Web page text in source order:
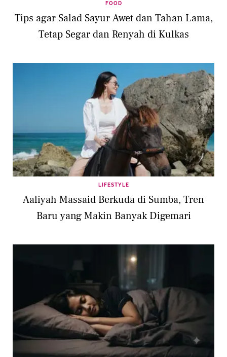
FOOD
Tips agar Salad Sayur Awet dan Tahan Lama,
Tetap Segar dan Renyah di Kulkas
LIFESTYLE
Aaliyah Massaid Berkuda di Sumba, Tren
Baru yang Makin Banyak Digemari